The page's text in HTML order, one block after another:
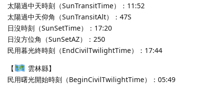
太陽過中天時刻（SunTransitTime）：11:52
太陽過中天仰角（SunTransitAlt）：47S
日沒時刻（SunSetTime）：17:20
日沒方位角（SunSetAZ）：250
民用暮光終時刻（EndCivilTwilightTime）：17:44
【
雲林縣】
民用曙光開始時刻（BeginCivilTwilightTime）：05:49